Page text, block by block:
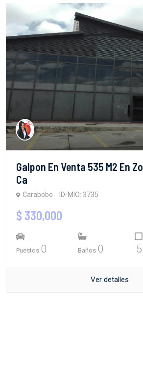
Galpon En Venta 535 M2 En
Ca
Carabobo ID-MIO: 3735
$ 330,000
Puestos 0 Baños 0
Ver detalles